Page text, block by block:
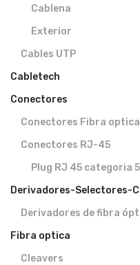
Cablena
Exterior
Cables UTP
Cabletech
Conectores
Conectores Fibra optica
Conectores RJ-45
Plug RJ 45 categoria
Derivadores-Selectores-
Derivadores de fibra
Fibra optica
Cleavers